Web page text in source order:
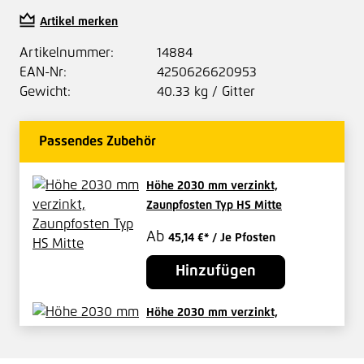
Artikel merken
Artikelnummer:
14884
EAN-Nr:
4250626620953
Gewicht:
40.33 kg / Gitter
Passendes Zubehör
Höhe 2030 mm verzinkt,
Zaunpfosten Typ HS Mitte
Ab 45,14 €* / Je Pfosten
Hinzufügen
Höhe 2030 mm verzinkt,